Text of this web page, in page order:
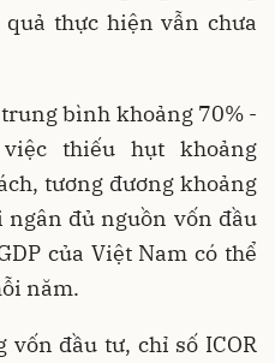
thực hiện vẫn chưa
bình khoảng 70% -
thiếu hụt khoảng
tương đương khoảng
ngân đủ nguồn vốn đầu
của Việt Nam có thể
năm.
vốn đầu tư, chỉ số ICOR